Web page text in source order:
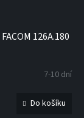
126A.180
7-10 dní
Do košíku